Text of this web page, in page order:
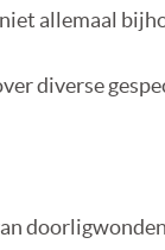
allemaal
diverse